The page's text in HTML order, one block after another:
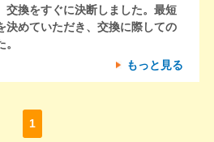
交換をすぐに決断しました。最短
決めていただき、交換に際しての
もっと見る
1